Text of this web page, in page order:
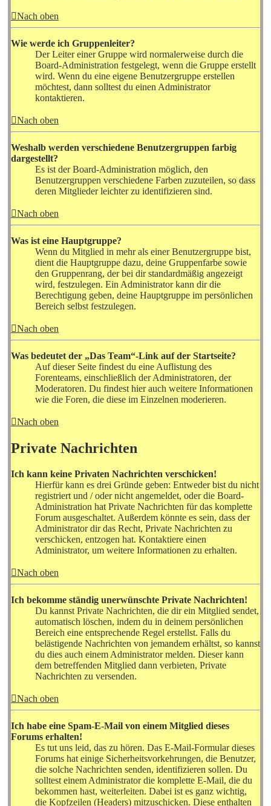
Nach oben
Wie werde ich Gruppenleiter?
Der Leiter einer Gruppe wird normalerweise durch die
Board-Administration festgelegt, wenn die Gruppe erstellt
wird. Wenn du eine eigene Benutzergruppe erstellen
möchtest, dann solltest du einen Administrator
kontaktieren.
Nach oben
Weshalb werden verschiedene Benutzergruppen farbig
dargestellt?
Es ist der Board-Administration möglich, den
Benutzergruppen verschiedene Farben zuzuteilen, so dass
deren Mitglieder leichter zu identifizieren sind.
Nach oben
Was ist eine Hauptgruppe?
Wenn du Mitglied in mehr als einer Benutzergruppe bist,
dient die Hauptgruppe dazu, deine Gruppenfarbe sowie
den Gruppenrang, der bei dir standardmäßig angezeigt
wird, festzulegen. Ein Administrator kann dir die
Berechtigung geben, deine Hauptgruppe im persönlichen
Bereich selbst festzulegen.
Nach oben
Was bedeutet der „Das Team“-Link auf der Startseite?
Auf dieser Seite findest du eine Auflistung des
Forenteams, einschließlich der Administratoren, der
Moderatoren. Du findest hier auch weitere Informationen
wie die Foren, die diese im Einzelnen moderieren.
Nach oben
Private Nachrichten
Ich kann keine Privaten Nachrichten verschicken!
Hierfür kann es drei Gründe geben: Entweder bist du nicht
registriert und / oder nicht angemeldet, oder die Board-
Administration hat Private Nachrichten für das komplette
Forum ausgeschaltet. Außerdem könnte es sein, dass der
Administrator dir das Recht, Private Nachrichten zu
verschicken, entzogen hat. Kontaktiere einen
Administrator, um weitere Informationen zu erhalten.
Nach oben
Ich bekomme ständig unerwünschte Private Nachrichten!
Du kannst Private Nachrichten, die dir ein Mitglied sendet,
automatisch löschen, indem du in deinem persönlichen
Bereich eine entsprechende Regel erstellst. Falls du
belästigende Nachrichten von jemandem erhältst, so kannst
du dies auch einem Administrator melden. Dieser kann
dem betreffenden Mitglied dann verbieten, Private
Nachrichten zu versenden.
Nach oben
Ich habe eine Spam-E-Mail von einem Mitglied dieses
Forums erhalten!
Es tut uns leid, das zu hören. Das E-Mail-Formular dieses
Forums hat einige Sicherheitsvorkehrungen, die Benutzer,
die solche Nachrichten senden, identifizieren sollen. Du
solltest einem Administrator die komplette E-Mail, die du
bekommen hast, weiterleiten. Dabei ist es ganz wichtig,
die Kopfzeilen (Headers) mitzuschicken. Diese enthalten